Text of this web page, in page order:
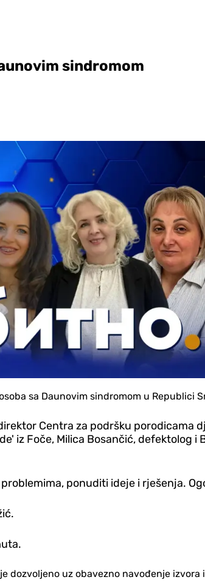
sindromom
sa Daunovim sindromom u Republici
Centra za podršku porodicama
iz Foče, Milica Bosančić, defektolog
ponuditi ideje i rješenja.
dozvoljeno uz obavezno navođenje